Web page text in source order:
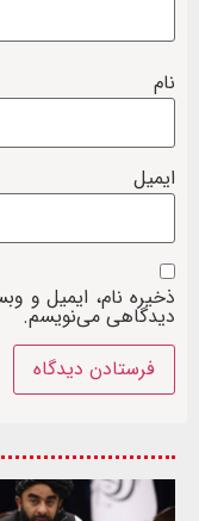
نام
ایمیل
ذخیره نام، ایمیل و
دیدگاهی می‌نویسم.